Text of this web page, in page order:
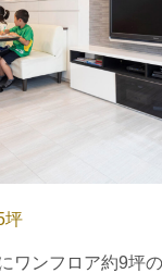
坪
ワンフロア約9坪